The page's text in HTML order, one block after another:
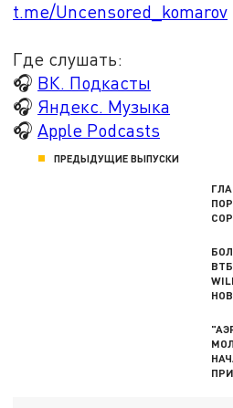
t.me/Uncensored_komarov
Где слушать:
🎧 ВК. Подкасты
🎧 Яндекс. Музыка
🎧Apple Podcasts
ПРЕДЫДУЩИЕ ВЫПУСКИ